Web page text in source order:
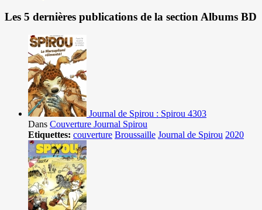
Les 5 dernières publications de la section Albums BD
Journal de Spirou : Spirou 4303
Dans Couverture Journal Spirou
Etiquettes: couverture Broussaille Journal de Spirou 2020